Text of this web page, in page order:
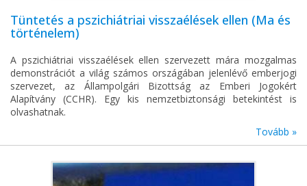
Tüntetés a pszichiátriai visszaélések ellen (Ma és
történelem)
A pszichiátriai visszaélések ellen szervezett mára mozgalmas
demonstrációt a világ számos országában jelenlévő emberjogi
szervezet, az Állampolgári Bizottság az Emberi Jogokért
Alapítvány (CCHR). Egy kis nemzetbiztonsági betekintést is
olvashatnak.
Tovább »